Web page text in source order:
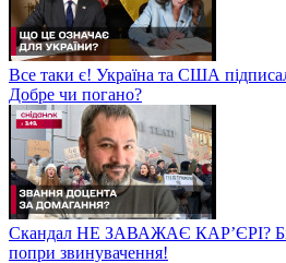
Все таки є! Україна та США
Добре чи погано?
Скандал НЕ ЗАВАЖАЄ КАР’ЄРІ?
попри звинувачення!